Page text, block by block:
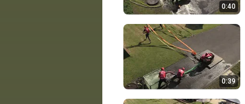
0:40
0:39